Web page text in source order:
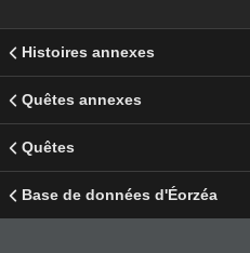
Histoires annexes
Quêtes annexes
Quêtes
Base de données d'Éorzéa